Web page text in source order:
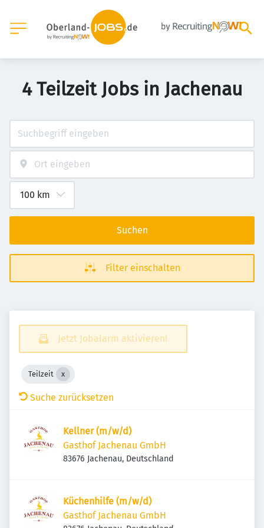
4 Teilzeit Jobs in Jachenau
Suchen
Filter einschalten
Jetzt Jobalarm aktivieren!
Teilzeit
Suche zurücksetzen
Kellner (m/w/d)
Gasthof Jachenau GmbH
83676 Jachenau, Deutschland
Küchenhilfe (m/w/d)
Gasthof Jachenau GmbH